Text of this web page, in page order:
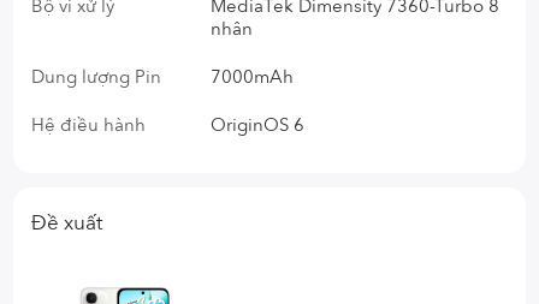
Bộ vi xử lý
MediaTek Dimensity 7360-Turbo 8
nhân
Dung lượng Pin
7000mAh
Hệ điều hành
OriginOS 6
Đề xuất